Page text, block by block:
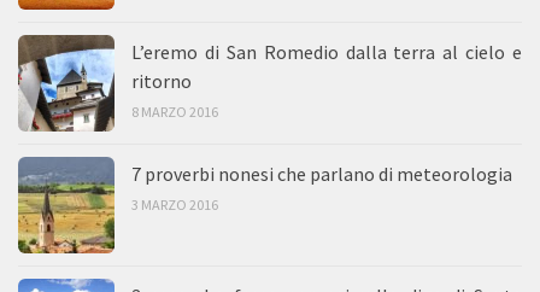
L’eremo di San Romedio dalla terra al cielo e
ritorno
8 MARZO 2016
7 proverbi nonesi che parlano di meteorologia
3 MARZO 2016